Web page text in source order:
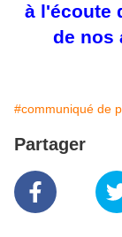
à l'écoute
de nos
#communiqué de
Partager